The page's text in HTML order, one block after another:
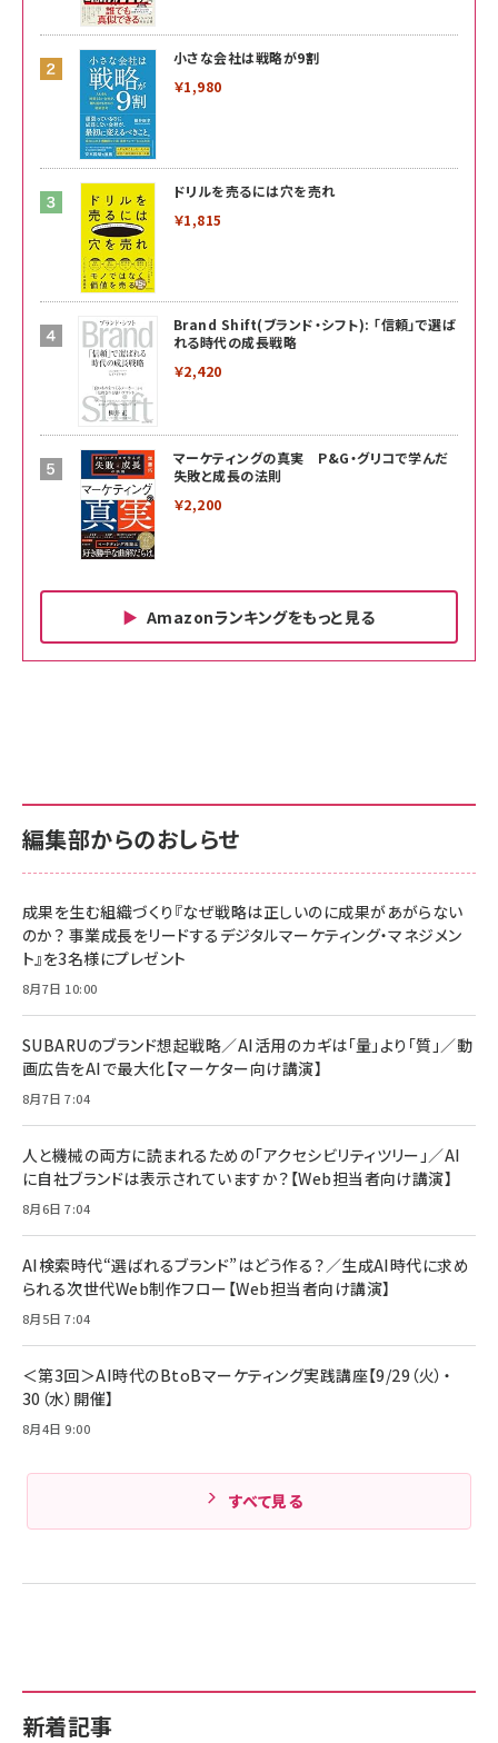
小さな会社は戦略が9割
￥1,980
ドリルを売るには穴を売れ
￥1,815
Brand Shift(ブランド・シフト): 「信頼」で選ば
れる時代の成長戦略
￥2,420
マーケティングの真実 P&G・グリコで学んだ
失敗と成長の法則
￥2,200
Amazonランキングをもっと見る
￥880
anan(アンアン)2026/06/24号 No.2500増刊
スペシャルエディション[王道エンタメの矜持／
￥1,100
anan(アンアン)2026/07/08号 No.2502[2026
￥880
ママ投資家が育休中に１億貯めた株式投資
組織の成果を最大化する ルールのデザイン
￥1,980
Amazonランキングをもっと見る
サポート正規品 メーカー保証5年 KLMEA128G
NIMASO ガラスフィルム iPhone 17 用 保護フィ
すい ガイド枠付き いPhone17 (6.3インチ) 対応
2枚セット DSP25F1698
￥1,599
￥6,980
全ワイヤレスイヤホン/アクティブノイズキャンセリ
技術基準適合】ブラック
￥5,990
ケーブル Anker絡まないケーブル 240W 結束バン
ド付き USB PD対応 シリコン素材採用 iPhone
17 / 16 / 15 / Galaxy iPad Pro MacBook
Pro/Air 各種対応 (1.8m ミッドナイトブラック)
￥1,890
サポート正規品 メーカー保証5年 KLMEA128G
Amazon eギフトカード - Amazonロゴ - クラ
￥5,000
Anker PowerLine III Flow USB-C & USB-C
Pro/Air 各種対応 (1.8m ミッドナイトブラック)
￥1,890
サッポロ 生ビール 黒ラベル 350ml 缶 24本 ビー
ル ケース買い【6/30応募〆切! 黒ラベルビヤセラー
￥4,857
新着記事
編集部からのおしらせ
成果を生む組織づくり『なぜ戦略は正しいのに成果があがらない
のか？ 事業成長をリードするデジタルマーケティング・マネジメン
ト』を3名様にプレゼント
8月7日 10:00
SUBARUのブランド想起戦略／AI活用のカギは「量」より「質」／動
画広告をAIで最大化【マーケター向け講演】
8月7日 7:04
人と機械の両方に読まれるための「アクセシビリティツリー」／AI
に自社ブランドは表示されていますか？【Web担当者向け講演】
8月6日 7:04
AI検索時代“選ばれるブランド”はどう作る？／生成AI時代に求め
られる次世代Web制作フロー【Web担当者向け講演】
8月5日 7:04
＜第3回＞AI時代のBtoBマーケティング実践講座【9/29（火）・
30（水）開催】
8月4日 9:00
すべて見る